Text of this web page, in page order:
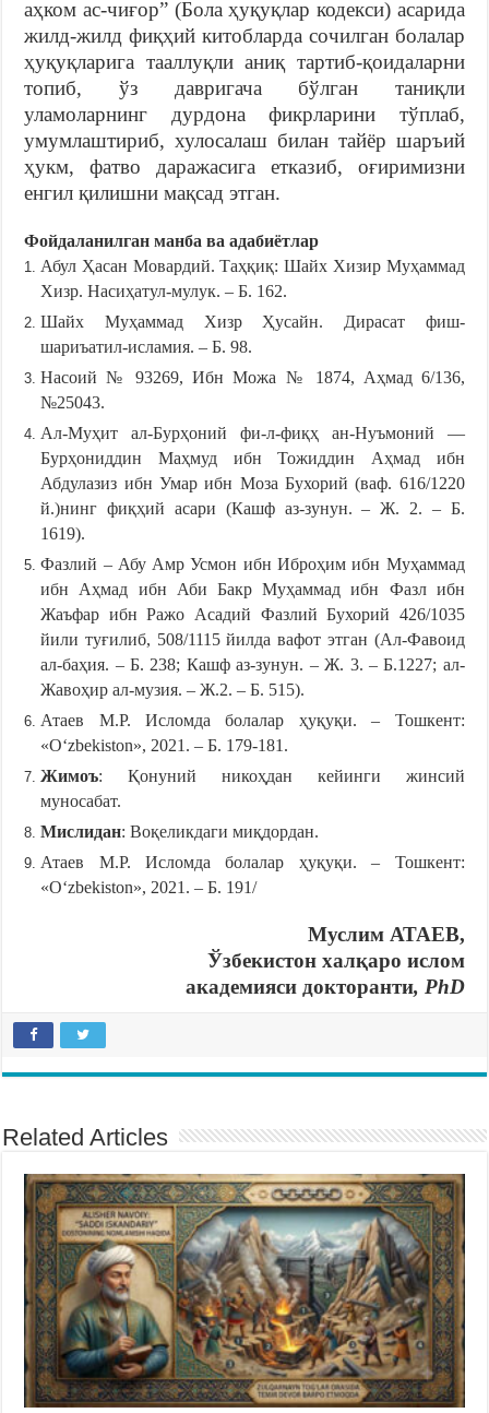
аҳком ас-чиғор” (Бола ҳуқуқлар кодекси) асарида
жилд-жилд фиқҳий китобларда сочилган болалар
ҳуқуқларига тааллуқли аниқ тартиб-қоидаларни
топиб, ўз давригача бўлган таниқли
уламоларнинг дурдона фикрларини тўплаб,
умумлаштириб, хулосалаш билан тайёр шаръий
ҳукм, фатво даражасига етказиб, оғиримизни
енгил қилишни мақсад этган.
Фойдаланилган манба ва адабиётлар
Абул Ҳасан Мовардий. Таҳқиқ: Шайх Хизир Муҳаммад
Хизр. Насиҳатул-мулук. – Б. 162.
Шайх Муҳаммад Хизр Ҳусайн. Дирасат фиш-
шариъатил-исламия. – Б. 98.
Насоий № 93269, Ибн Можа № 1874, Аҳмад 6/136,
№25043.
Ал-Муҳит ал-Бурҳоний фи-л-фиқҳ ан-Нуъмоний —
Бурҳониддин Маҳмуд ибн Тожиддин Аҳмад ибн
Абдулазиз ибн Умар ибн Моза Бухорий (ваф. 616/1220
й.)нинг фиқҳий асари (Кашф аз-зунун. – Ж. 2. – Б.
1619).
Фазлий – Абу Амр Усмон ибн Иброҳим ибн Муҳаммад
ибн Аҳмад ибн Аби Бакр Муҳаммад ибн Фазл ибн
Жаъфар ибн Ражо Асадий Фазлий Бухорий 426/1035
йили туғилиб, 508/1115 йилда вафот этган (Ал-Фавоид
ал-баҳия. – Б. 238; Кашф аз-зунун. – Ж. 3. – Б.1227; ал-
Жавоҳир ал-музия. – Ж.2. – Б. 515).
Атаев М.Р. Исломда болалар ҳуқуқи. – Тошкент:
«O‘zbekiston», 2021. – Б. 179-181.
Жимоъ: Қонуний никоҳдан кейинги жинсий
муносабат.
Мислидан: Воқеликдаги миқдордан.
Атаев М.Р. Исломда болалар ҳуқуқи. – Тошкент:
«O‘zbekiston», 2021. – Б. 191/
Муслим АТАЕВ,
Ўзбекистон халқаро ислом
академияси докторанти, PhD
Related Articles